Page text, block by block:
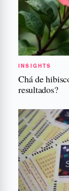
INSIGHTS
Chá de
resultados?